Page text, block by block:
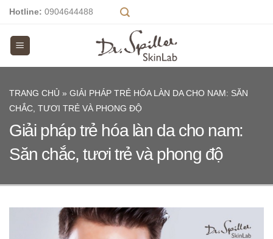
Skip
content
Hotline: 0904644488
TRANG CHỦ » GIẢI PHÁP TRẺ HÓA LÀN DA CHO NAM: SĂN
CHẮC, TƯƠI TRẺ VÀ PHONG ĐỘ
Giải pháp trẻ hóa làn da cho nam:
Săn chắc, tươi trẻ và phong độ